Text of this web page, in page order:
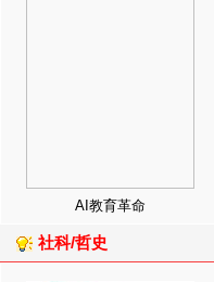
AI教育革命
社科/哲史